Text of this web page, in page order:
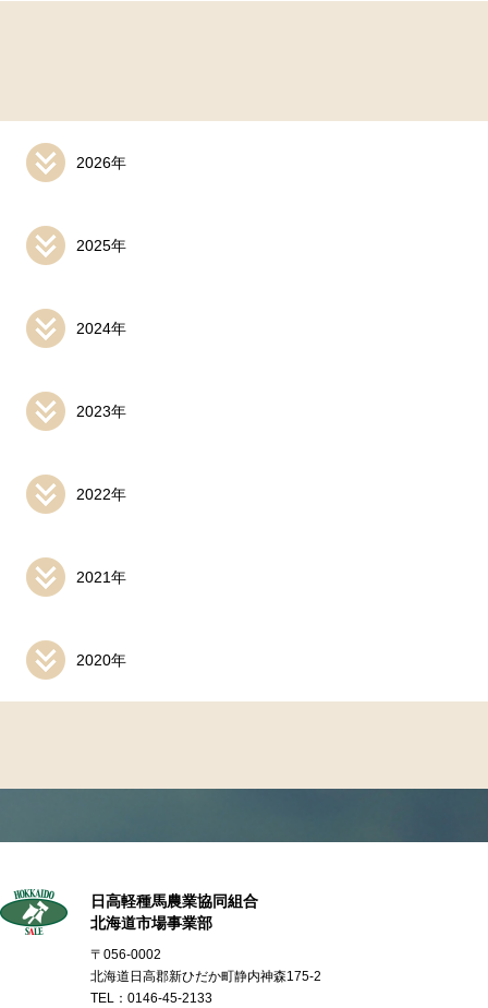
2026年
2025年
2024年
2023年
2022年
2021年
2020年
日高軽種馬農業協同組合
北海道市場事業部
〒056-0002
北海道日高郡新ひだか町静内神森175-2
TEL：0146-45-2133